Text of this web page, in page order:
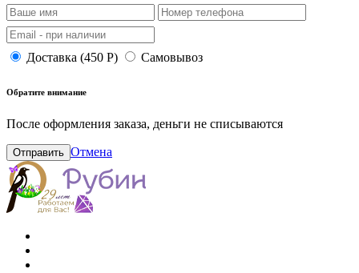
Доставка (450 Р) Самовывоз
Обратите внимание
После оформления заказа, деньги не списываются
Отправить Отмена